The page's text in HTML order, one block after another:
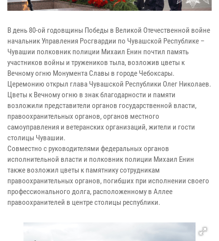
В день 80-ой годовщины Победы в Великой Отечественной войне
начальник Управления Росгвардии по Чувашской Республике –
Чувашии полковник полиции Михаил Енин почтил память
участников войны и тружеников тыла, возложив цветы к
Вечному огню Монумента Славы в городе Чебоксары.
Церемонию открыл глава Чувашской Республики Олег Николаев.
Цветы к Вечному огню в знак благодарности и памяти
возложили представители органов государственной власти,
правоохранительных органов, органов местного
самоуправления и ветеранских организаций, жители и гости
столицы Чувашии.
Совместно с руководителями федеральных органов
исполнительной власти и полковник полиции Михаил Енин
также возложил цветы к памятнику сотрудникам
правоохранительных органов, погибших при исполнении своего
профессионального долга, расположенному в Аллее
правоохранителей в центре столицы республики.